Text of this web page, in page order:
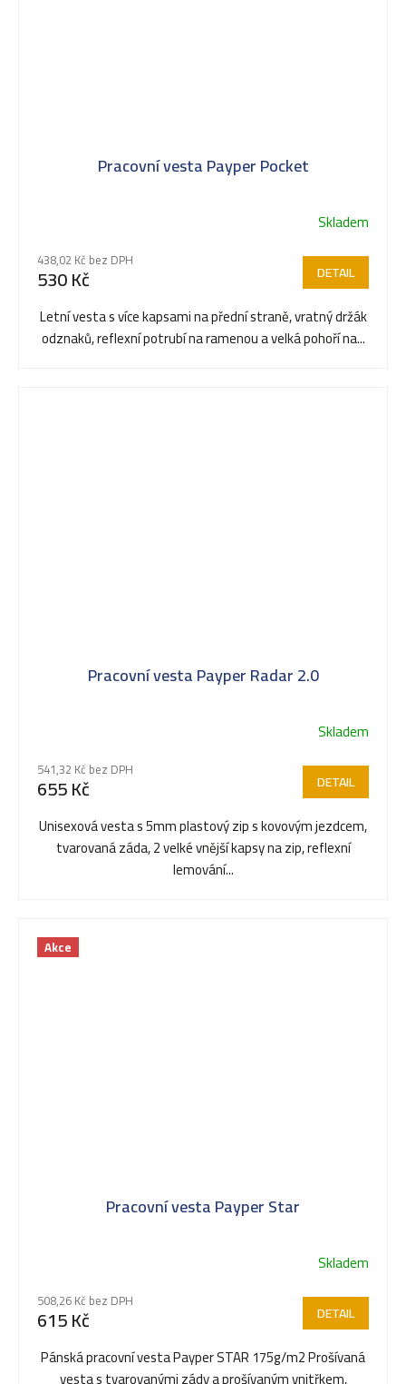
Pracovní vesta Payper Pocket
hodnocení
produktu
je
5,0
z
Skladem
438,02 Kč bez DPH
530 Kč DETAIL
Letní vesta s více kapsami na přední straně, vratný držák
odznaků, reflexní potrubí na ramenou a velká pohoří na...
Pracovní vesta Payper Radar 2.0
Skladem
541,32 Kč bez DPH
655 Kč DETAIL
Unisexová vesta s 5mm plastový zip s kovovým jezdcem,
tvarovaná záda, 2 velké vnější kapsy na zip, reflexní
lemování...
Akce
Pracovní vesta Payper Star
Skladem
508,26 Kč bez DPH
615 Kč DETAIL
Pánská pracovní vesta Payper STAR 175g/m2 Prošívaná